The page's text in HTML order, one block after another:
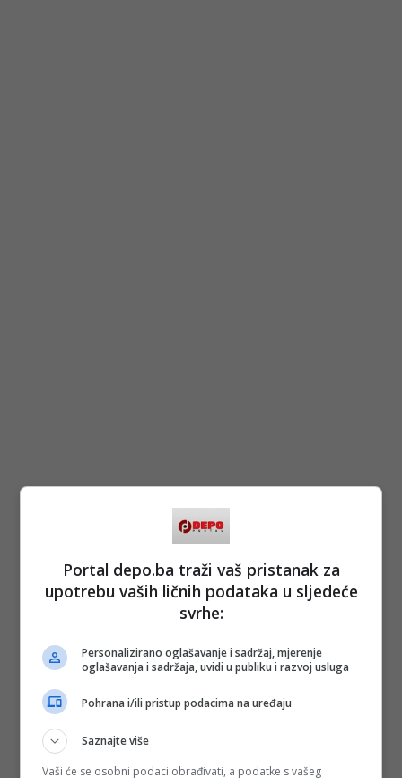
Portal depo.ba traži vaš pristanak za
upotrebu vaših ličnih podataka u sljedeće
svrhe:
Personalizirano oglašavanje i sadržaj, mjerenje
oglašavanja i sadržaja, uvidi u publiku i razvoj usluga
Pohrana i/ili pristup podacima na uređaju
Saznajte više
Vaši će se osobni podaci obrađivati, a podatke s vašeg